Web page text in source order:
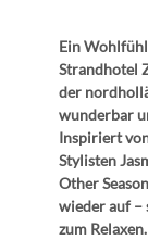
Ein
Strandhotel
der
wunderbar
Inspiriert
Stylisten
Other
wieder auf –
zum